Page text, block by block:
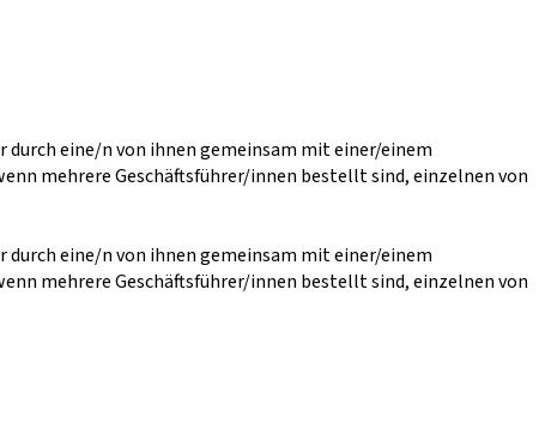
eine/n von ihnen gemeinsam mit einer/einem
mehrere Geschäftsführer/innen bestellt sind, einzelnen von
eine/n von ihnen gemeinsam mit einer/einem
mehrere Geschäftsführer/innen bestellt sind, einzelnen von